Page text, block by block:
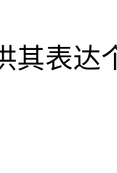
其表达